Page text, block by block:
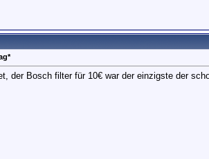
der Bosch filter für 10€ war der einzigste der